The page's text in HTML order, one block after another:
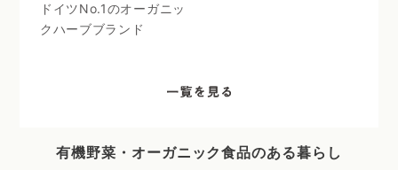
ドイツNo.1のオーガニッ
クハーブブランド
有機野菜・オーガニック食品のある暮らし